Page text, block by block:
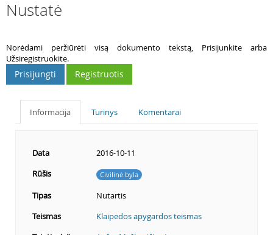
Nustatė
Norėdami peržiūrėti visą dokumento tekstą, Prisijunkite arba
Užsiregistruokite.
Prisijungti Registruotis
Informacija Turinys Komentarai
Data
2016-10-11
Rūšis
Civilinė byla
Tipas
Nutartis
Teismas
Klaipėdos apygardos teismas